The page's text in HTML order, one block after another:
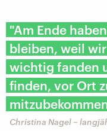
"Am Ende
bleiben, weil
wichtig fanden
finden, vor Ort
Christina Nagel –